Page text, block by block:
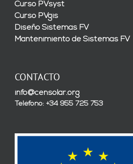
Curso PVsyst
Curso PVgis
Diseño Sistemas FV
Mantenimiento de Sistemas FV
CONTACTO
info@censolar.org
Teléfono: +34 955 725 753